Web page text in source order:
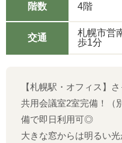
階数 4階
交通
札幌市営
歩1分
【札幌駅・オフィス】
共用会議室2室完備！（
備で即日利用可◎
大きな窓からは明るい